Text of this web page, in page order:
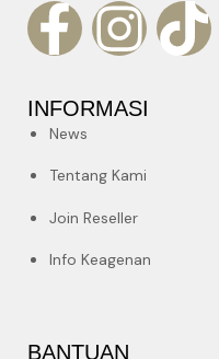
INFORMASI
News
Tentang Kami
Join Reseller
Info Keagenan
BANTUAN